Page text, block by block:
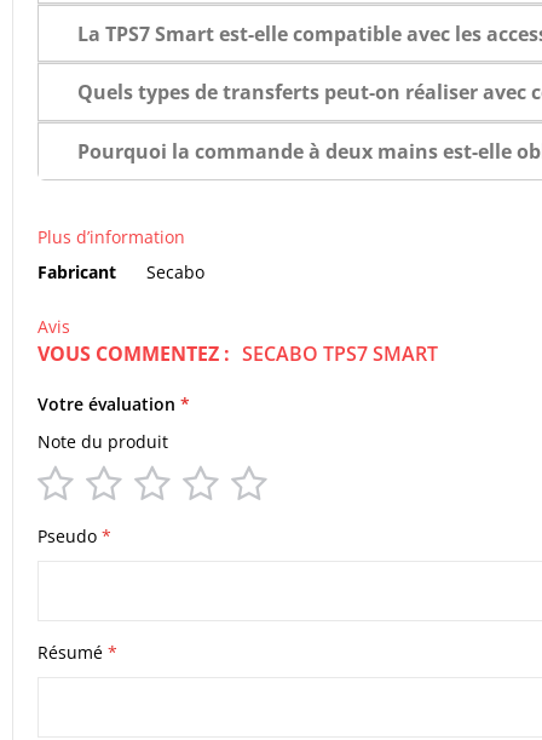
La TPS7 Smart est-elle compatible avec les
Quels types de transferts peut-on réaliser avec
Pourquoi la commande à deux mains est-elle
Plus d’information
Plus
Fabricant Secabo
Avis
VOUS COMMENTEZ : SECABO TPS7 SMART
Votre évaluation
Note du produit
1
star
2
stars
3
stars
4
stars
Pseudo
Résumé